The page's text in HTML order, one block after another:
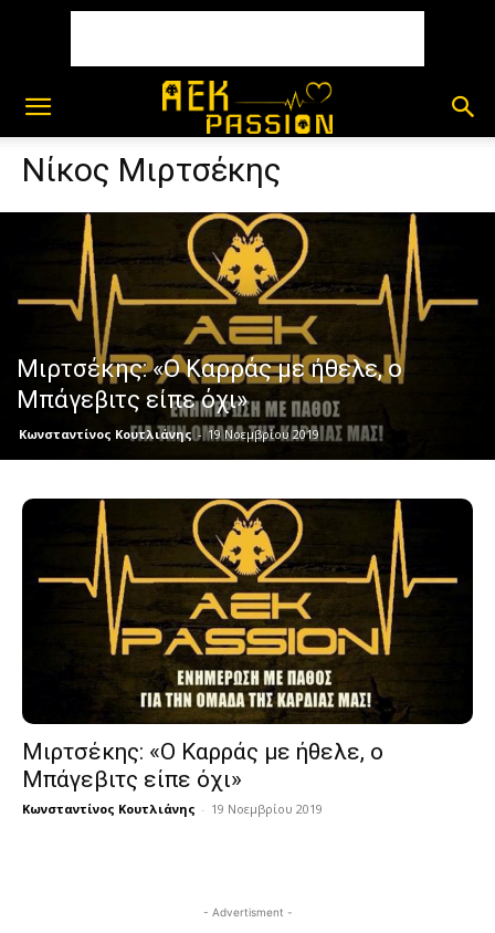
Νίκος Μιρτσέκης
Μιρτσέκης: «Ο Καρράς με ήθελε, ο
Μπάγεβιτς είπε όχι»
Κωνσταντίνος Κουτλιάνης - 19 Νοεμβρίου 2019
Μιρτσέκης: «Ο Καρράς με ήθελε, ο
Μπάγεβιτς είπε όχι»
Κωνσταντίνος Κουτλιάνης - 19 Νοεμβρίου 2019
- Advertisment -